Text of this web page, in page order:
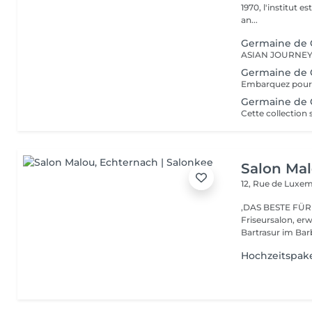
1970, l'institut
an...
Germaine de
Germaine de
Germaine de
Salon
12, Rue de
,DAS BESTE FÜR DEIN HAAR''
Friseursalon,
Bartrasur im